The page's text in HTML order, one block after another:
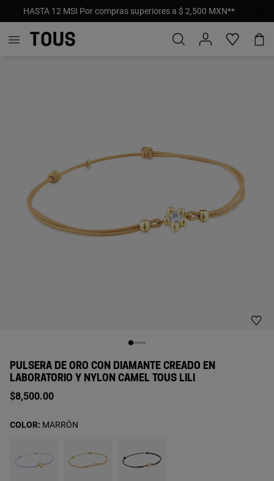
HASTA 12 MSI Por compras superiores a $ 2,500 MXN**
PULSERA DE ORO CON DIAMANTE CREADO EN
LABORATORIO Y NYLON CAMEL TOUS LILI
$8,500.00
COLOR: MARRÓN